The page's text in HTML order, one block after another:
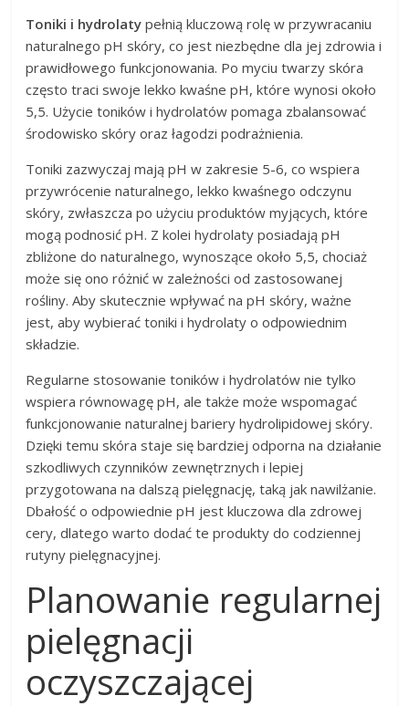
Toniki i hydrolaty pełnią kluczową rolę w przywracaniu
naturalnego pH skóry, co jest niezbędne dla jej zdrowia i
prawidłowego funkcjonowania. Po myciu twarzy skóra
często traci swoje lekko kwaśne pH, które wynosi około
5,5. Użycie toników i hydrolatów pomaga zbalansować
środowisko skóry oraz łagodzi podrażnienia.
Toniki zazwyczaj mają pH w zakresie 5-6, co wspiera
przywrócenie naturalnego, lekko kwaśnego odczynu
skóry, zwłaszcza po użyciu produktów myjących, które
mogą podnosić pH. Z kolei hydrolaty posiadają pH
zbliżone do naturalnego, wynoszące około 5,5, chociaż
może się ono różnić w zależności od zastosowanej
rośliny. Aby skutecznie wpływać na pH skóry, ważne
jest, aby wybierać toniki i hydrolaty o odpowiednim
składzie.
Regularne stosowanie toników i hydrolatów nie tylko
wspiera równowagę pH, ale także może wspomagać
funkcjonowanie naturalnej bariery hydrolipidowej skóry.
Dzięki temu skóra staje się bardziej odporna na działanie
szkodliwych czynników zewnętrznych i lepiej
przygotowana na dalszą pielęgnację, taką jak nawilżanie.
Dbałość o odpowiednie pH jest kluczowa dla zdrowej
cery, dlatego warto dodać te produkty do codziennej
rutyny pielęgnacyjnej.
Planowanie regularnej
pielęgnacji
oczyszczającej